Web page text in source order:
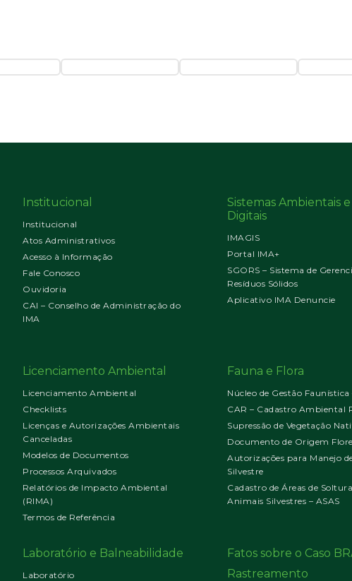
Institucional
Institucional
Atos Administrativos
Acesso à Informação
Fale Conosco
Ouvidoria
CAI – Conselho de Administração do
IMA
Sistemas Ambientais
Digitais
IMAGIS
Portal IMA+
SGORS – Sistema de
Resíduos Sólidos
Aplicativo IMA Denuncie
Licenciamento Ambiental
Licenciamento Ambiental
Checklists
Licenças e Autorizações Ambientais
Canceladas
Modelos de Documentos
Processos Arquivados
Relatórios de Impacto Ambiental
(RIMA)
Termos de Referência
Fauna e Flora
Núcleo de Gestão Faunística
CAR – Cadastro Ambiental
Supressão de Vegetação
Documento de Origem
Autorizações para Manejo
Silvestre
Cadastro de Áreas de
Animais Silvestres – ASAS
Laboratório e Balneabilidade
Laboratório
Fatos sobre o Caso
Rastreamento